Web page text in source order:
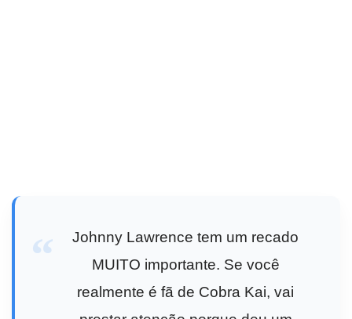
Johnny Lawrence tem um recado
MUITO importante. Se você
realmente é fã de Cobra Kai, vai